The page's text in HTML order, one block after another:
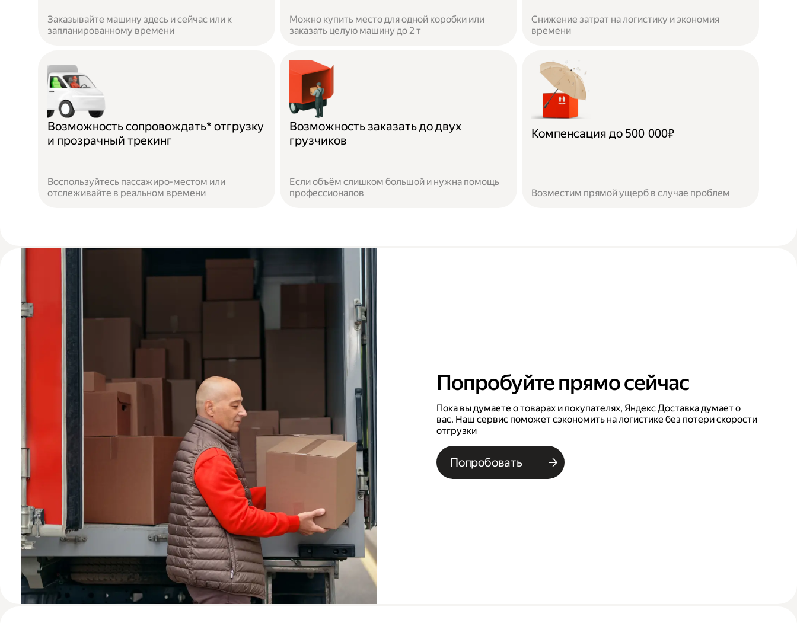
Заказывайте машину здесь и сейчас или к
запланированному времени
Можно купить место для одной коробки или
заказать целую машину до 2 т
Снижение затрат на логистику и экономия
времени
Возможность сопровождать* отгрузку
и прозрачный трекинг
Воспользуйтесь пассажиро-местом или
отслеживайте в реальном времени
Возможность заказать до двух
грузчиков
Если объём слишком большой и нужна помощь
профессионалов
Компенсация до 500 000₽
Возместим прямой ущерб в случае проблем
Попробуйте прямо сейчас
Пока вы думаете о товарах и покупателях, Яндекс Доставка думает о
вас. Наш сервис поможет сэкономить на логистике без потери скорости
отгрузки
Попробовать